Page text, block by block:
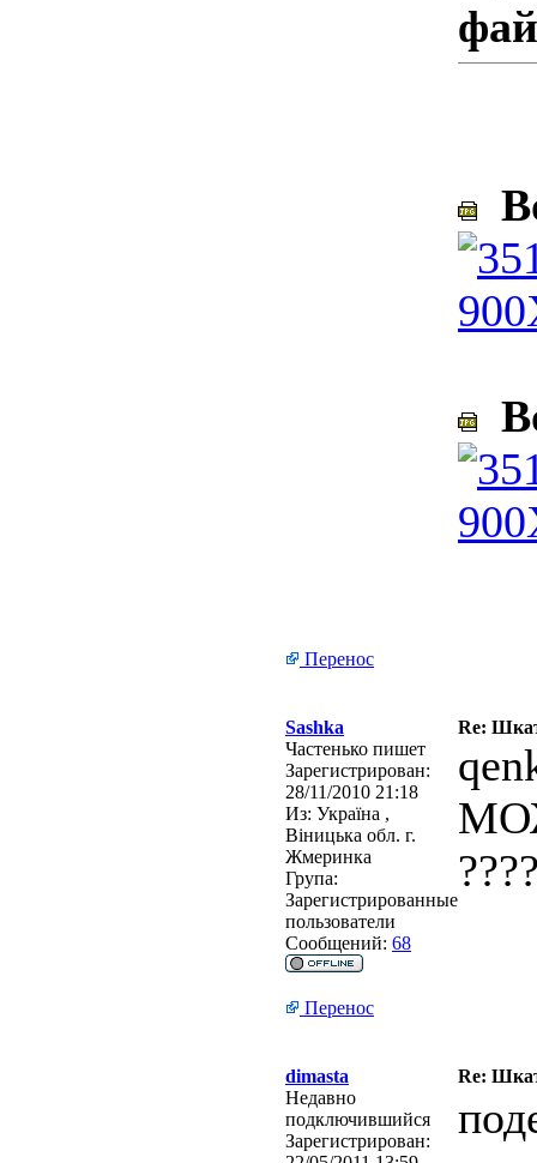
Перенос
Sashka
Re:
Частенько пишет
Зарегистрирован:
28/11/2010 21:18
Из: Україна ,
Віницька обл. г.
Жмеринка
Група:
Зарегистрированные
пользователи
Сообщений: 68
Перенос
dimasta
Re:
Недавно
подключившийся
Зарегистрирован: